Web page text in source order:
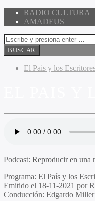
RADIO CULTURA
AMADEUS
El Pais y los Escritores
Podcast: Reproducir en una
Programa: El País y los
Emitido el 18-11-2021 por
Conducción: Edgardo Miller